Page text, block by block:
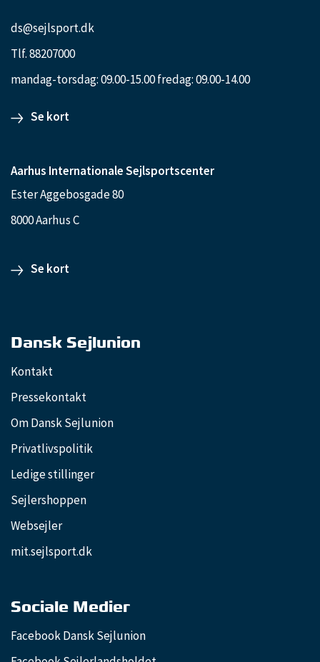
ds@sejlsport.dk
Tlf. 88207000
mandag-torsdag: 09.00-15.00 fredag: 09.00-14.00
Se kort
Aarhus Internationale Sejlsportscenter
Ester Aggebosgade 80
8000 Aarhus C
Se kort
Dansk Sejlunion
Kontakt
Pressekontakt
Om Dansk Sejlunion
Privatlivspolitik
Ledige stillinger
Sejlershoppen
Websejler
mit.sejlsport.dk
Sociale Medier
Facebook Dansk Sejlunion